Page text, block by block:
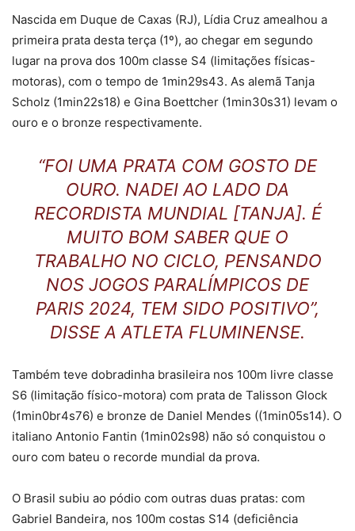
Nascida em Duque de Caxas (RJ), Lídia Cruz amealhou a
primeira prata desta terça (1º), ao chegar em segundo
lugar na prova dos 100m classe S4 (limitações físicas-
motoras), com o tempo de 1min29s43. As alemã Tanja
Scholz (1min22s18) e Gina Boettcher (1min30s31) levam o
ouro e o bronze respectivamente.
“FOI UMA PRATA COM GOSTO DE
OURO. NADEI AO LADO DA
RECORDISTA MUNDIAL [TANJA]. É
MUITO BOM SABER QUE O
TRABALHO NO CICLO, PENSANDO
NOS JOGOS PARALÍMPICOS DE
PARIS 2024, TEM SIDO POSITIVO”,
DISSE A ATLETA FLUMINENSE.
Também teve dobradinha brasileira nos 100m livre classe
S6 (limitação físico-motora) com prata de Talisson Glock
(1min0br4s76) e bronze de Daniel Mendes ((1min05s14). O
italiano Antonio Fantin (1min02s98) não só conquistou o
ouro com bateu o recorde mundial da prova.
O Brasil subiu ao pódio com outras duas pratas: com
Gabriel Bandeira, nos 100m costas S14 (deficiência